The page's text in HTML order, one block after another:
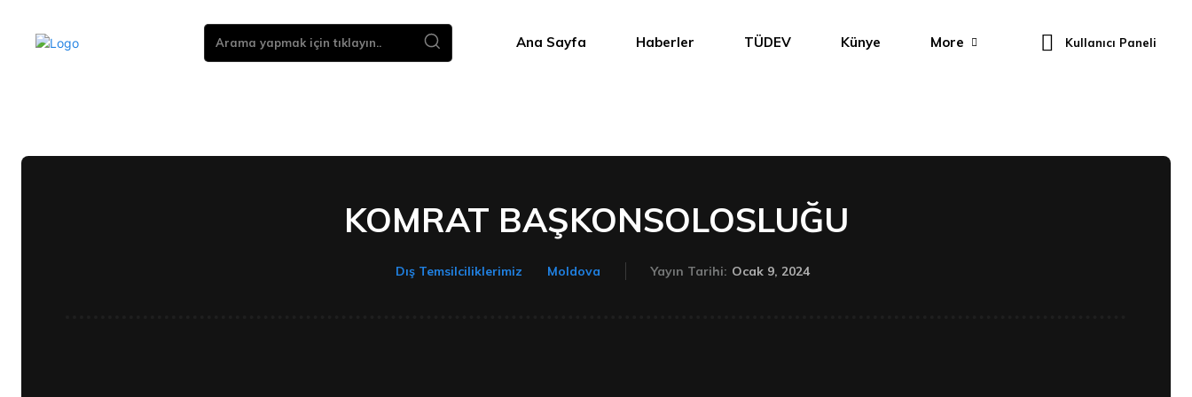
Arama yapmak için tıklayın.. Ana Sayfa Haberler TÜDEV Künye More Kullanıcı Paneli
KOMRAT BAŞKONSOLOSLUĞU
Dış Temsilciliklerimiz Moldova Yayın Tarihi: Ocak 9, 2024